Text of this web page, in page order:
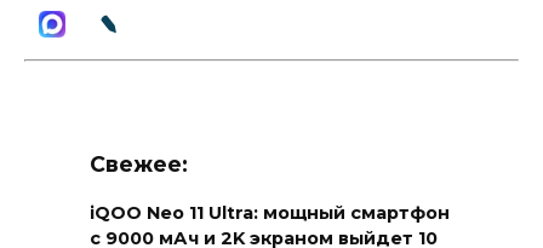
Свежее:
iQOO Neo 11 Ultra: мощный смартфон
с 9000 мАч и 2K экраном выйдет 10